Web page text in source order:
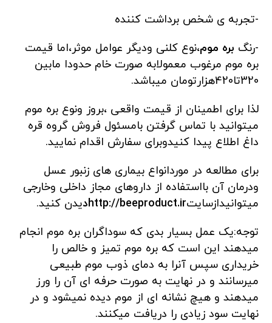
-تجربه ی شخص برداشت کننده
-رنگ بره موم،نوع کلنی ودیگر عوامل موثر،اما قیمت
بره موم مرغوب معمولابه صورت خام حدودا مابین
320تا420هزارتومان میباشد.
لذا برای اطمینان از قیمت واقعی ،بروز ونوع بره موم
میتوانید با تماس گرفتن بامسئول فروش گروه قره
داغ اطلاع پیدا کنیدوبرای سفارش اقدام نمایید.
برای مطالعه در موردانواع بیماری های زنبور عسل
ودرمان آن بااستفاده از داروهای مجاز داخلی وخارجی
میتوانیدازسایتhttp://beeproduct.irدیدن کنید.
توجه:یک عمل بسیار بدی که سوداگران بره موم انجام
میدهند این است که بره موم تمیز و خالص را
خریداری سپس آنرا به دمای ذوب موم طبیعی
میرسانند و در نهایت به صورت حرفه ای آن را ورز
میدهند و هیچ نشانه ای از موم دیده نمیشود و در
نهایت سود زیادی را دریافت میکنند.